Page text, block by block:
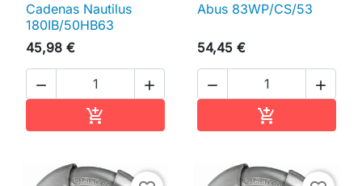
Cadenas Nautilus
180IB/50HB63
45,98 €
 

Abus 83WP/CS/53
54,45 €
 
